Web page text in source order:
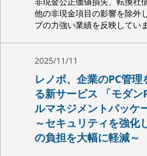
他の非現金項目の影響を除外
プの力強い業績を反映していま
2025/11/11
レノボ、企業のPC管
る新サービス 「モダン
ルマネジメントパッケ
～セキュリティを強化
の負担を大幅に軽減～